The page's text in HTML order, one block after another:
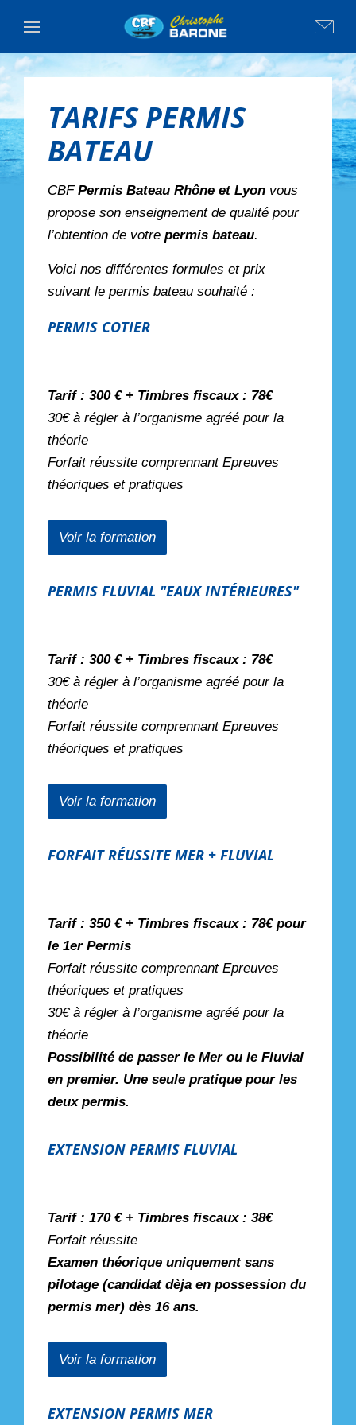
TARIFS PERMIS
BATEAU
CBF Permis Bateau Rhône et Lyon vous
propose son enseignement de qualité pour
l’obtention de votre permis bateau.
Voici nos différentes formules et prix
suivant le permis bateau souhaité :
PERMIS COTIER
Tarif : 300 € + Timbres fiscaux : 78€
30€ à régler à l’organisme agréé pour la
théorie
Forfait réussite comprennant Epreuves
théoriques et pratiques
Voir la formation
PERMIS FLUVIAL "EAUX INTÉRIEURES"
Tarif : 300 € + Timbres fiscaux : 78€
30€ à régler à l’organisme agréé pour la
théorie
Forfait réussite comprennant Epreuves
théoriques et pratiques
Voir la formation
FORFAIT RÉUSSITE MER + FLUVIAL
Tarif : 350 € + Timbres fiscaux : 78€ pour
le 1er Permis
Forfait réussite comprennant Epreuves
théoriques et pratiques
30€ à régler à l’organisme agréé pour la
théorie
Possibilité de passer le Mer ou le Fluvial
en premier. Une seule pratique pour les
deux permis.
EXTENSION PERMIS FLUVIAL
Tarif : 170 € + Timbres fiscaux : 38€
Forfait réussite
Examen théorique uniquement sans
pilotage (candidat dèja en possession du
permis mer) dès 16 ans.
Voir la formation
EXTENSION PERMIS MER